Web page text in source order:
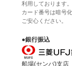
利用しております。
カード番号は暗号
ご安心ください。
●銀行振込
船場(センバ)支